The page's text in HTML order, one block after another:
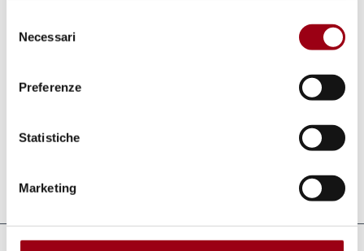
delNecessari
Preferenze
Statistiche
Marketing
potere giudiziario in Europa e, in secondo
sicurezza dei giornalisti al fine di
informazione.
Aggiornato il: